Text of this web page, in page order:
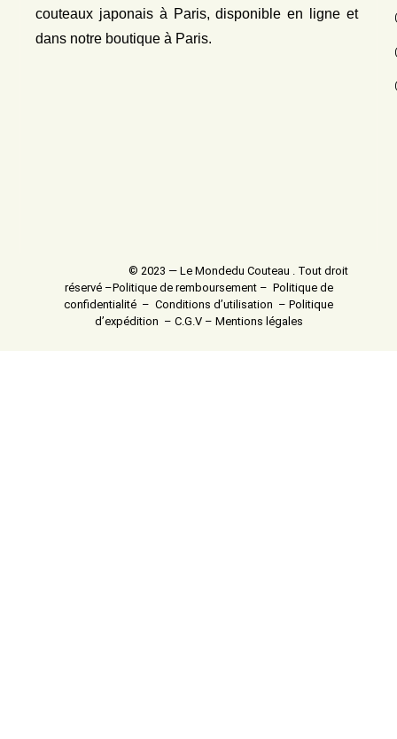
couteaux japonais à Paris, disponible en ligne et
dans notre boutique à Paris.
© 2023 — Le Mondedu Couteau . Tout droit
réservé –Politique de remboursement – Politique de
confidentialité – Conditions d’utilisation – Politique
d’expédition – C.G.V– Mentions légales